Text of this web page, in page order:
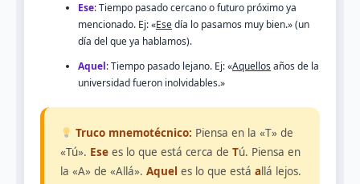
Ese: Tiempo pasado cercano o futuro próximo ya
mencionado. Ej: «Esedía lo pasamos muy bien.» (un
día del que ya hablamos).
Aquel: Tiempo pasado lejano. Ej: «Aquellos años de la
universidad fueron inolvidables.»
Truco mnemotécnico: Piensa en la «T» de
«Tú». Ese es lo que está cerca de Tú. Piensa en
la «A» de «Allá». Aquel es lo que está allá lejos.